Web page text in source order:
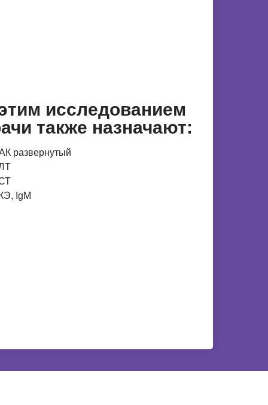
исследованием
также назначают:
развернутый
IgM